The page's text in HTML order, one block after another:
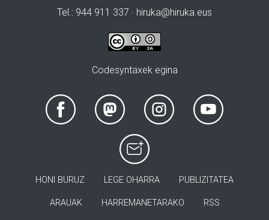
Tel.: 944 911 337 · hiruka@hiruka.eus
Codesyntaxek egina
HONI BURUZ LEGE OHARRA PUBLIZITATEA
ARAUAK HARREMANETARAKO RSS